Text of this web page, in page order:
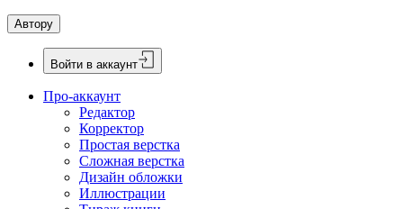
Автору
Войти в аккаунт
Про-аккаунт
Редактор
Корректор
Простая верстка
Сложная верстка
Дизайн обложки
Иллюстрации